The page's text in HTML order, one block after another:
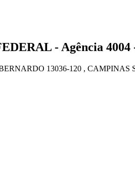
- Agência 4004
13036-120 , CAMPINAS